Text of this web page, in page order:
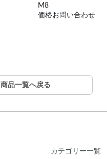
M8
価格お問い合わせ
商品一覧へ戻る
カテゴリー一覧